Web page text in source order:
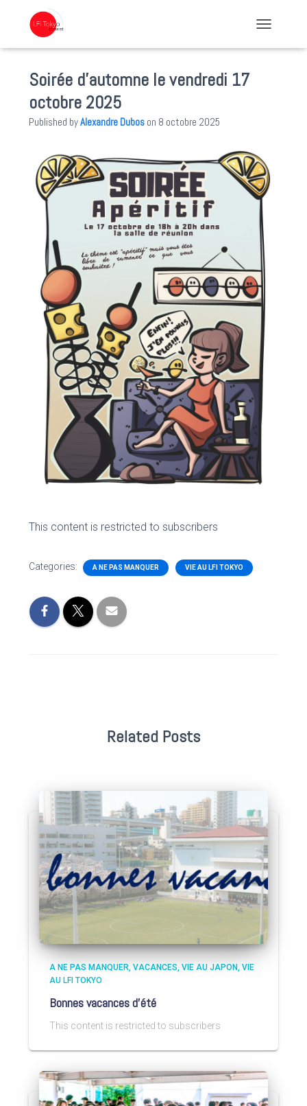
Soirée d’automne le vendredi 17
octobre 2025
Published byAlexandre Dubos on 8 octobre 2025
This content is restricted to subscribers
Categories: A NE PAS MANQUER VIE AU LFI TOKYO
Related Posts
A NE PAS MANQUER VACANCES VIE AU JAPON VIE
AU LFI TOKYO
Bonnes vacances d’été
This content is restricted to subscribers